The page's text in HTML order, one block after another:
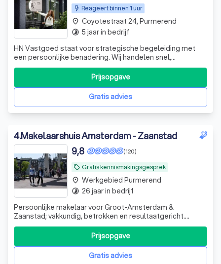
Reageert binnen 1 uur
HN Vastgoed staat voor strategische begeleiding met
een persoonlijke benadering. Wij handelen snel,
communiceren transparant en bewegen flexibel mee in
elke fase van het aan- of verkoopproces!
Gratis advies
Prijsopgave
place Coyotestraat 24, Purmerend
timelapse 5 jaar in bedrijf
4.Makelaarshuis Amsterdam - Zaanstad
local_offer Gratis kennismakingsgesprek
(120)
9,8
Persoonlijke makelaar voor Groot-Amsterdam &
Zaanstad; vakkundig, betrokken en resultaatgericht.
Aankoop - Verkoop - Aanhuur - Verhuur
Gratis advies
Prijsopgave
place Werkgebied Purmerend
timelapse 26 jaar in bedrijf